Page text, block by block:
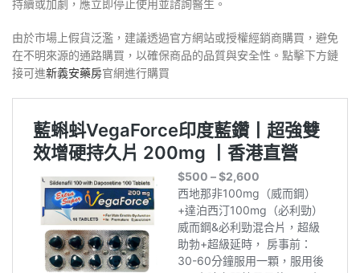
持續或加劇，應立即停止使用並諮詢醫生。
由於市場上假貨泛濫，建議透過官方網站或授權經銷商購買，避免
在不明來源的通路購買，以確保商品的品質與安全性。點擊下方鏈
接可進新義安藥房官網進行購買